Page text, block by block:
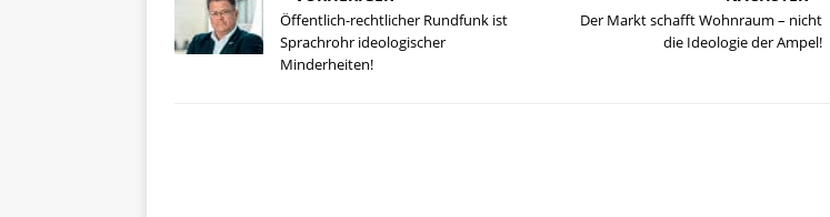
Öffentlich-rechtlicher Rundfunk ist
Sprachrohr ideologischer
Minderheiten!
Der Markt schafft Wohnraum – nicht
die Ideologie der Ampel!